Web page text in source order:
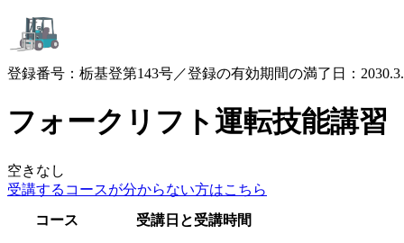
登録番号：栃基登第143号／登録の有効期間の満了日：
フォークリフト運転技能講習
空きなし
受講するコースが分からない方はこちら
コース
受講日と受講時間